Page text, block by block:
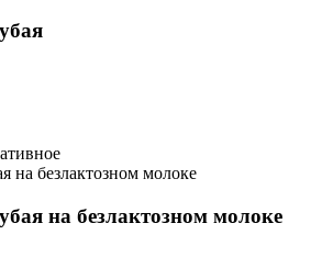
на безлактозном молоке